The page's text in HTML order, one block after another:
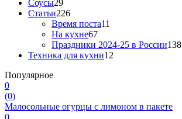
Соусы29
Статьи226
Время поста11
На кухне67
Праздники 2024-25 в России138
Техника для кухни12
Популярное
0
(0)
Малосольные огурцы с лимоном в пакете
0